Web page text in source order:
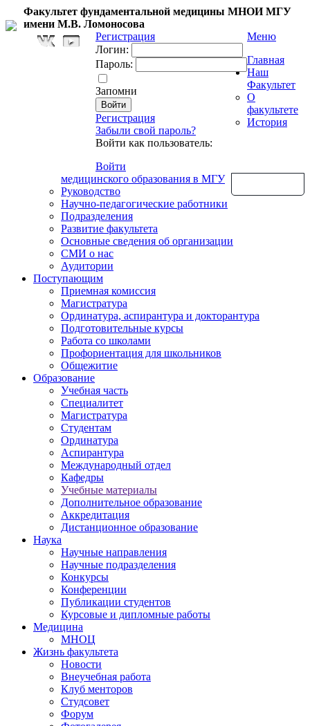
Факультет фундаментальной медицины МНОИ МГУ
имени М.В. Ломоносова
Регистрация
Логин:
Пароль:
Запомни
Регистрация
Забыли свой пароль?
Войти как пользователь:
Войти
Меню
Главная
Наш
Факультет
О
факультете
История
медицинского образования в МГУ
Руководство
Научно-педагогические работники
Подразделения
Развитие факультета
Основные сведения об организации
СМИ о нас
Аудитории
Поступающим
Приемная комиссия
Магистратура
Ординатура, аспирантура и докторантура
Подготовительные курсы
Работа со школами
Профориентация для школьников
Общежитие
Образование
Учебная часть
Специалитет
Магистратура
Студентам
Ординатура
Аспирантура
Международный отдел
Кафедры
Учебные материалы
Дополнительное образование
Аккредитация
Дистанционное образование
Наука
Научные направления
Научные подразделения
Конкурсы
Конференции
Публикации студентов
Курсовые и дипломные работы
Медицина
МНОЦ
Жизнь факультета
Новости
Внеучебная работа
Клуб менторов
Студсовет
Форум